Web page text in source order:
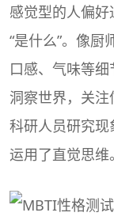
感觉型的人偏
“是什么”。像厨
口感、气味等
洞察世界，关
科研人员研究
运用了直觉思维。